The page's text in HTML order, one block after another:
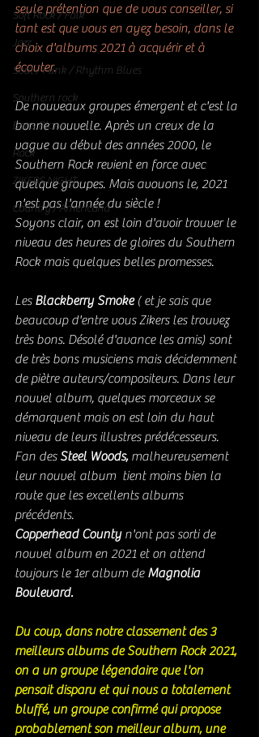
Soft Rock / Folk
Jazz
Soul / Funk / Rhythm Blues
Southern rock
Bons Plans
Rock
ZIKERS NIGHT
Country / Americana
seule prétention que de vous conseiller, si
tant est que vous en ayez besoin, dans le
choix d'albums 2021 à acquérir et à
écouter.
De nouveaux groupes émergent et c'est la
bonne nouvelle. Après un creux de la
vague au début des années 2000, le
Southern Rock revient en force avec
quelque groupes. Mais avouons le, 2021
n'est pas l'année du siècle !
Soyons clair, on est loin d'avoir trouver le
niveau des heures de gloires du Southern
Rock mais quelques belles promesses.
Les Blackberry Smoke ( et je sais que
beaucoup d'entre vous Zikers les trouvez
très bons. Désolé d'avance les amis) sont
de très bons musiciens mais décidemment
de piètre auteurs/compositeurs. Dans leur
nouvel album, quelques morceaux se
démarquent mais on est loin du haut
niveau de leurs illustres prédécesseurs.
Fan des Steel Woods, malheureusement
leur nouvel album tient moins bien la
route que les excellents albums
précédents.
Copperhead County n'ont pas sorti de
nouvel album en 2021 et on attend
toujours le 1er album de Magnolia
Boulevard.
Du coup, dans notre classement des 3
meilleurs albums de Southern Rock 2021,
on a un groupe légendaire que l'on
pensait disparu et qui nous a totalement
bluffé, un groupe confirmé qui propose
probablement son meilleur album, une